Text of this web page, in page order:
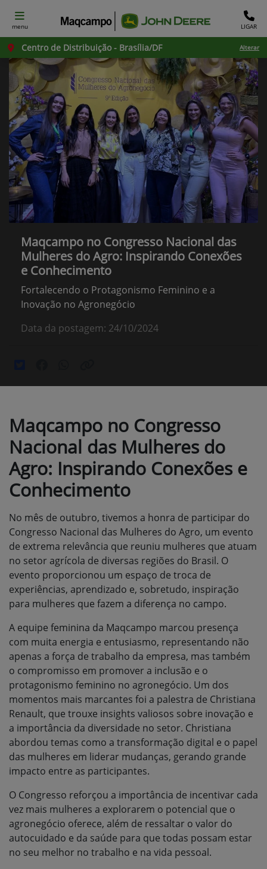
menu LIGAR
Centro de Distribuição - Brasília/DF Alterar
Maqcampo no Congresso Nacional das
Mulheres do Agro: Inspirando Conexões
e Conhecimento
Fortalecendo o Protagonismo Feminino e a
Inovação no Agronegócio
Data da postagem: 24/10/2024
Maqcampo no Congresso
Nacional das Mulheres do
Agro: Inspirando Conexões e
Conhecimento
No mês de outubro, tivemos a honra de participar do
Congresso Nacional das Mulheres do Agro, um evento
de extrema relevância que reuniu mulheres que atuam
no setor agrícola de diversas regiões do Brasil. O
evento proporcionou um espaço de troca de
experiências, aprendizado e, sobretudo, inspiração
para mulheres que fazem a diferença no campo.
A equipe feminina da Maqcampo marcou presença
com muita energia e entusiasmo, representando não
apenas a força de trabalho da empresa, mas também
o compromisso em promover a inclusão e o
protagonismo feminino no agronegócio. Um dos
momentos mais marcantes foi a palestra de Christiana
Renault, que trouxe insights valiosos sobre inovação e
a importância da diversidade no setor. Christiana
abordou temas como a transformação digital e o papel
das mulheres em liderar mudanças, gerando grande
impacto entre as participantes.
O Congresso reforçou a importância de incentivar cada
vez mais mulheres a explorarem o potencial que o
agronegócio oferece, além de ressaltar o valor do
autocuidado e da saúde para que todas possam estar
no seu melhor no trabalho e na vida pessoal.